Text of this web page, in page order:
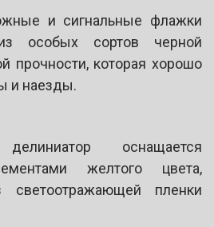
и сигнальные флажки
из особых сортов черной
прочности, которая хорошо
и наезды.
оснащается
желтого цвета,
пленки